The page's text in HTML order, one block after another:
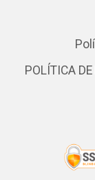
POLÍTICA